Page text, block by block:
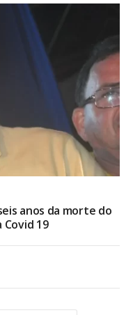
anos da morte do
19